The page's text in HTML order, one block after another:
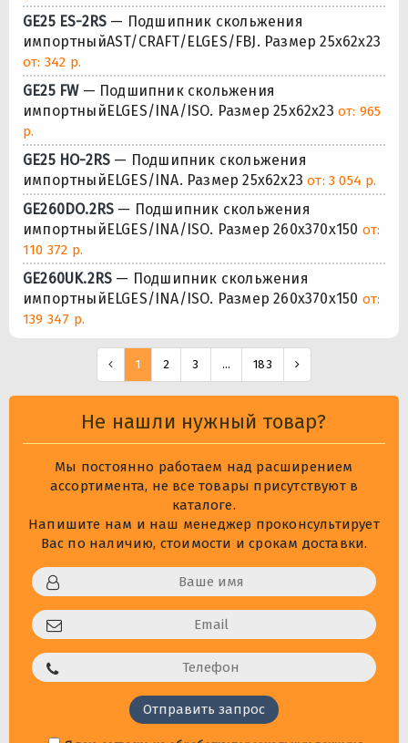
GE25 ES-2RS — Подшипник скольжения
импортныйAST/CRAFT/ELGES/FBJ. Размер 25x62x23
от: 342 р.
GE25 FW— Подшипник скольжения
импортныйELGES/INA/ISO. Размер 25x62x23 от: 965
р.
GE25 HO-2RS — Подшипник скольжения
импортныйELGES/INA. Размер 25x62x23от: 3 054 р.
GE260DO.2RS — Подшипник скольжения
импортныйELGES/INA/ISO. Размер 260x370x150 от:
110 372 р.
GE260UK.2RS — Подшипник скольжения
импортныйELGES/INA/ISO. Размер 260x370x150 от:
139 347 р.
1 2 3 ... 183
Не нашли нужный товар?
Мы постоянно работаем над расширением
ассортимента, не все товары присутствуют в
каталоге.
Напишите нам и наш менеджер проконсультирует
Вас по наличию, стоимости и срокам доставки.